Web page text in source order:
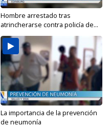
Hombre arrestado tras
atrincherarse contra policía de...
La importancia de la prevención
de neumonía